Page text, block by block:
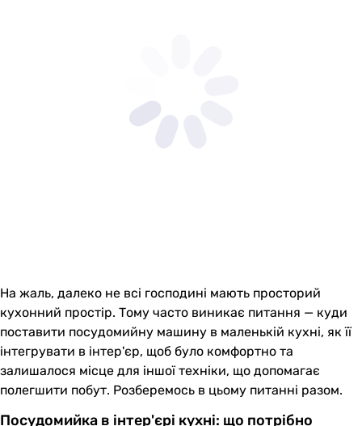
На жаль, далеко не всі господині мають просторий
кухонний простір. Тому часто виникає питання — куди
поставити посудомийну машину в маленькій кухні, як її
інтегрувати в інтер'єр, щоб було комфортно та
залишалося місце для іншої техніки, що допомагає
полегшити побут. Розберемось в цьому питанні разом.
Посудомийка в інтер'єрі кухні: що потрібно